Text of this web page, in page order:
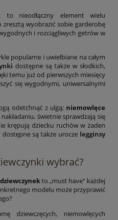
to nieodłączny element wielu
zresztą wyobrazić sobie garderobę
i rozciągliwych getrów w
popularne i uwielbiane na całym
dostępne są także w słodkich,
temu już od pierwszych miesięcy
się wygodnymi, uniwersalnymi
odetchnąć z ulgą; niemowlęce
świetnie sprawdzają się
krępują dziecku ruchów w żaden
są także urocze legginsy
wybrać?
to „must have” każdej
modelu może przyprawić
dziewczęcych, niemowlęcych